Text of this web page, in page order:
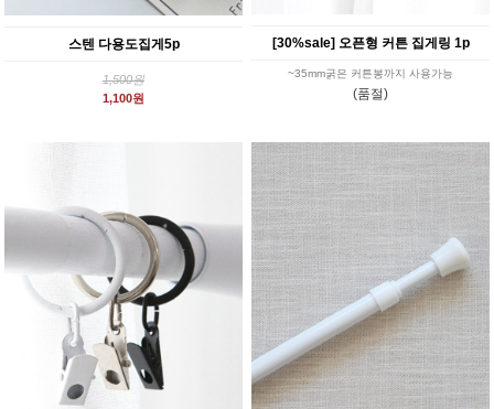
스텐 다용도집게5p
1,500원
1,100원
[30%sale] 오픈형 커튼 집게링 1p
~35mm굵은 커튼봉까지 사용가능
(품절)